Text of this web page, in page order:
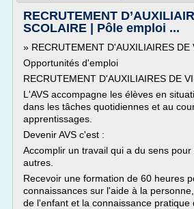
RECRUTEMENT
SCOLAIRE | Pôle emploi ...
» RECRUTEMENT D'AUXILIAIRES DE
Opportunités d'emploi
RECRUTEMENT D'AUXILIAIRES DE
L'AVS accompagne les élèves en
dans les tâches quotidiennes et au
apprentissages.
Devenir AVS c'est :
Accomplir un travail qui a du sens
autres.
Recevoir une formation de 60 heures
connaissances sur l'aide à la
de l'enfant et la connaissance pratique